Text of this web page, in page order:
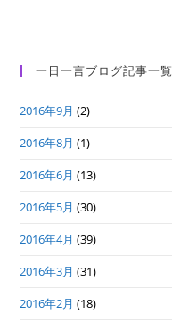
一日一言ブログ記事一覧
2016年9月 (2)
2016年8月 (1)
2016年6月 (13)
2016年5月 (30)
2016年4月 (39)
2016年3月 (31)
2016年2月 (18)